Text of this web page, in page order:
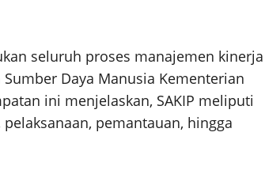
seluruh proses manajemen kinerja
Daya Manusia Kementerian
ini menjelaskan, SAKIP meliputi
pemantauan, hingga